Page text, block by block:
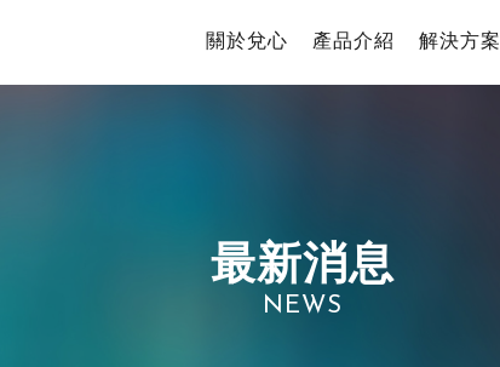
關於兌心 產品介紹 解決方案
最新消息
NEWS